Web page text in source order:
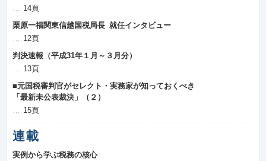
14頁
栗原一福関東信越国税局長 就任インタビュー
12頁
判決速報（平成31年１月～３月分）
13頁
■元国税審判官がセレクト・実務家が知っておくべき
「最新未公表裁決」（２）
15頁
連載
実例から学ぶ税務の核心